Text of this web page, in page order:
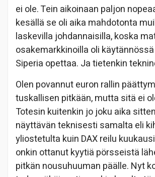
ei ole. Tein aikoinaan paljon
kesällä se oli aika mahdotonta
laskevilla johdannaisilla, koska
osakemarkkinoilla oli
Siperia opettaa. Ja tietenkin
Olen povannut euron rallin
tuskallisen pitkään, mutta sitä ei
Totesin kuitenkin jo joku aika
näyttävän teknisesti samalta eli
yliostetulta kuin DAX reilu
onkin ottanut kyytiä pörsseistä
pitkän nousuhuuman päälle. Nyt